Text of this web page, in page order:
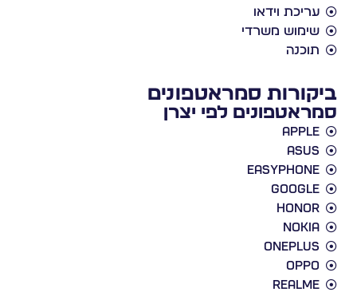
וידאו
משרדי
סמראטפונים
לפי יצרן